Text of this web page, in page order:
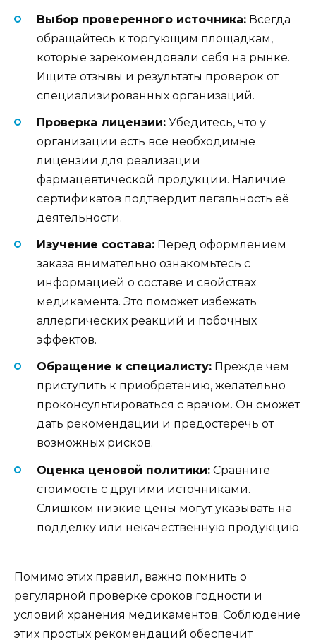
Выбор проверенного источника: Всегда
обращайтесь к торгующим площадкам,
которые зарекомендовали себя на рынке.
Ищите отзывы и результаты проверок от
специализированных организаций.
Проверка лицензии: Убедитесь, что у
организации есть все необходимые
лицензии для реализации
фармацевтической продукции. Наличие
сертификатов подтвердит легальность её
деятельности.
Изучение состава: Перед оформлением
заказа внимательно ознакомьтесь с
информацией о составе и свойствах
медикамента. Это поможет избежать
аллергических реакций и побочных
эффектов.
Обращение к специалисту: Прежде чем
приступить к приобретению, желательно
проконсультироваться с врачом. Он сможет
дать рекомендации и предостеречь от
возможных рисков.
Оценка ценовой политики: Сравните
стоимость с другими источниками.
Слишком низкие цены могут указывать на
подделку или некачественную продукцию.
Помимо этих правил, важно помнить о
регулярной проверке сроков годности и
условий хранения медикаментов. Соблюдение
этих простых рекомендаций обеспечит